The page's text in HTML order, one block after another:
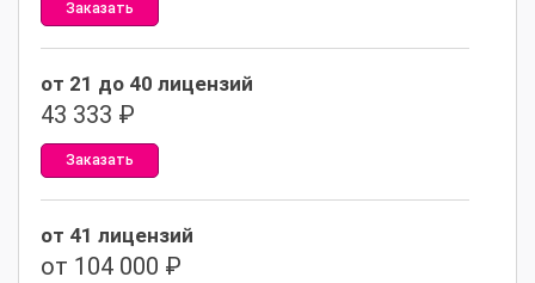
Заказать
от 21 до 40 лицензий
43 333 ₽
Заказать
от 41 лицензий
от 104 000 ₽